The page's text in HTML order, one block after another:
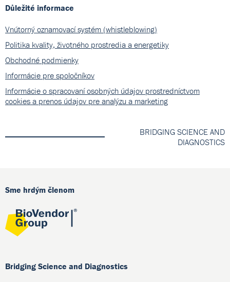
Důležité informace
Vnútorný oznamovací systém (whistleblowing)
Politika kvality, životného prostredia a energetiky
Obchodné podmienky
Informácie pre spoločníkov
Informácie o spracovaní osobných údajov prostredníctvom
cookies a prenos údajov pre analýzu a marketing
BRIDGING SCIENCE AND
DIAGNOSTICS
Sme hrdým členom
Bridging Science and Diagnostics